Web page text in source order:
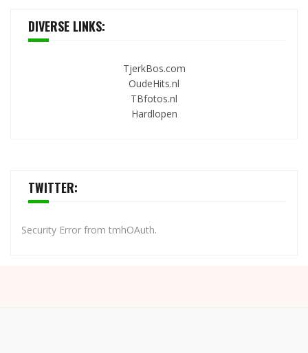
DIVERSE LINKS:
TjerkBos.com
OudeHits.nl
TBfotos.nl
Hardlopen
TWITTER:
Security Error from tmhOAuth.